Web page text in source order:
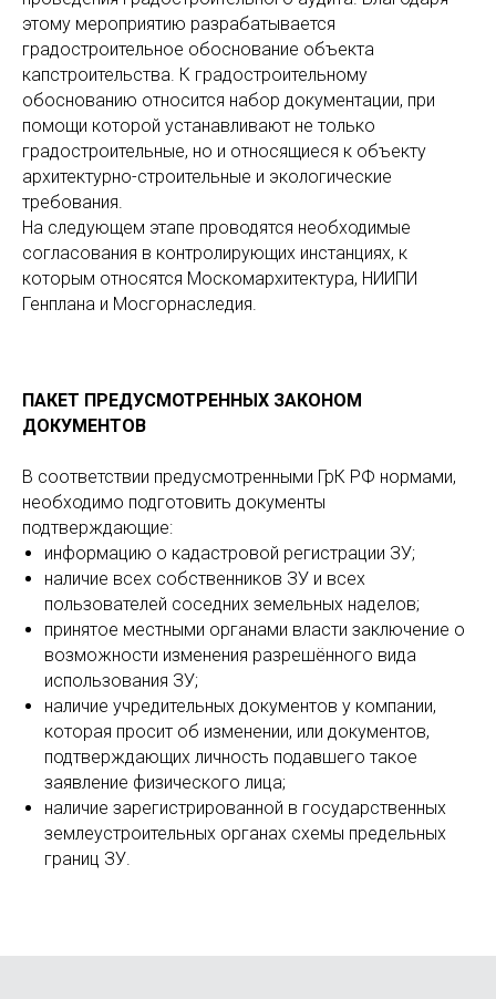
этому мероприятию разрабатывается
градостроительное обоснование объекта
капстроительства. К градостроительному
обоснованию относится набор документации, при
помощи которой устанавливают не только
градостроительные, но и относящиеся к объекту
архитектурно-строительные и экологические
требования.
На следующем этапе проводятся необходимые
согласования в контролирующих инстанциях, к
которым относятся Москомархитектура, НИИПИ
Генплана и Мосгорнаследия.
ПАКЕТ ПРЕДУСМОТРЕННЫХ ЗАКОНОМ
ДОКУМЕНТОВ
В соответствии предусмотренными ГрК РФ нормами,
необходимо подготовить документы
подтверждающие:
информацию о кадастровой регистрации ЗУ;
наличие всех собственников ЗУ и всех
пользователей соседних земельных наделов;
принятое местными органами власти заключение о
возможности изменения разрешённого вида
использования ЗУ;
наличие учредительных документов у компании,
которая просит об изменении, или документов,
подтверждающих личность подавшего такое
заявление физического лица;
наличие зарегистрированной в государственных
землеустроительных органах схемы предельных
границ ЗУ.